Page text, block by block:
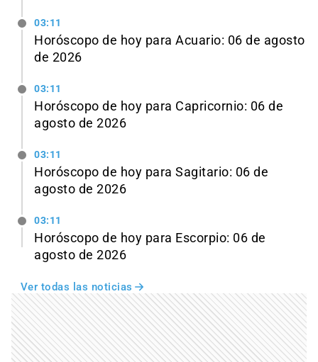
03:11
Horóscopo de hoy para Acuario: 06 de agosto
de 2026
03:11
Horóscopo de hoy para Capricornio: 06 de
agosto de 2026
03:11
Horóscopo de hoy para Sagitario: 06 de
agosto de 2026
03:11
Horóscopo de hoy para Escorpio: 06 de
agosto de 2026
Ver todas las noticias